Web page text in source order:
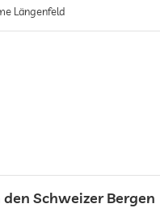
Längenfeld
Schweizer Bergen